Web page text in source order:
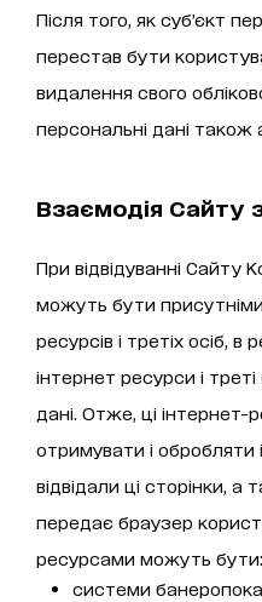
Після того, як суб’єкт
перестав бути
видалення свого
персональні дані
Взаємодія Сайту
При відвідуванні Сайту
можуть бути
ресурсів і третіх осіб, в
інтернет ресурси і
дані. Отже, ці
отримувати і
відвідали ці сторінки,
передає браузер
ресурсами можуть бути:
системи